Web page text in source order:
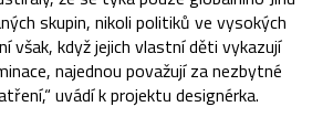
skupin, nikoli politiků ve vysokých
však, když jejich vlastní děti vykazují
najednou považují za nezbytné
uvádí k projektu designérka.